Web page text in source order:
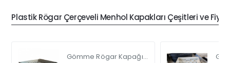
Plastik Rögar Çerçeveli Menhol Kapakları Çeşitleri ve
Gömme Rögar Kapağı - Seramik - Fayans Ve Mermer Zeminlerde - Gizli Çerçeve Kapak Çift Kulplu 45 X 45